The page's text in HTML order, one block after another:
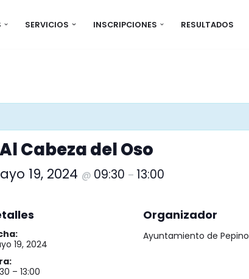
SERVICIOS INSCRIPCIONES RESULTADOS
Cabeza del Oso
19, 2024 @ 09:30 – 13:00
19, 2024
– 13:00
Organizador
Ayuntamiento de Pepino